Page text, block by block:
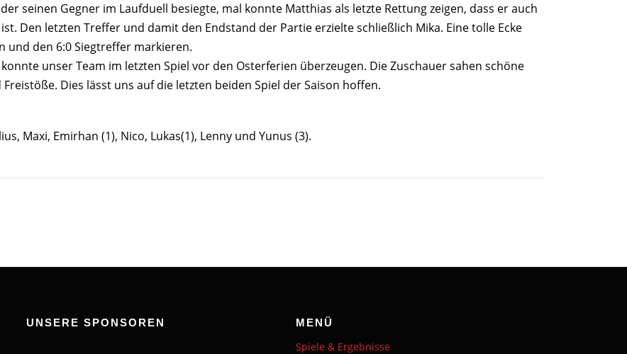
seinen Gegner im Laufduell besiegte, mal konnte Matthias als letzte Rettung zeigen, dass er auch
Den letzten Treffer und damit den Endstand der Partie erzielte schließlich Mika. Eine tolle Ecke
und den 6:0 Siegtreffer markieren.
unser Team im letzten Spiel vor den Osterferien überzeugen. Die Zuschauer sahen schöne
Dies lässt uns auf die letzten beiden Spiel der Saison hoffen.
Maxi, Emirhan (1), Nico, Lukas(1), Lenny und Yunus (3).
UNSERE SPONSOREN MENÜ
Spiele & Ergebnisse